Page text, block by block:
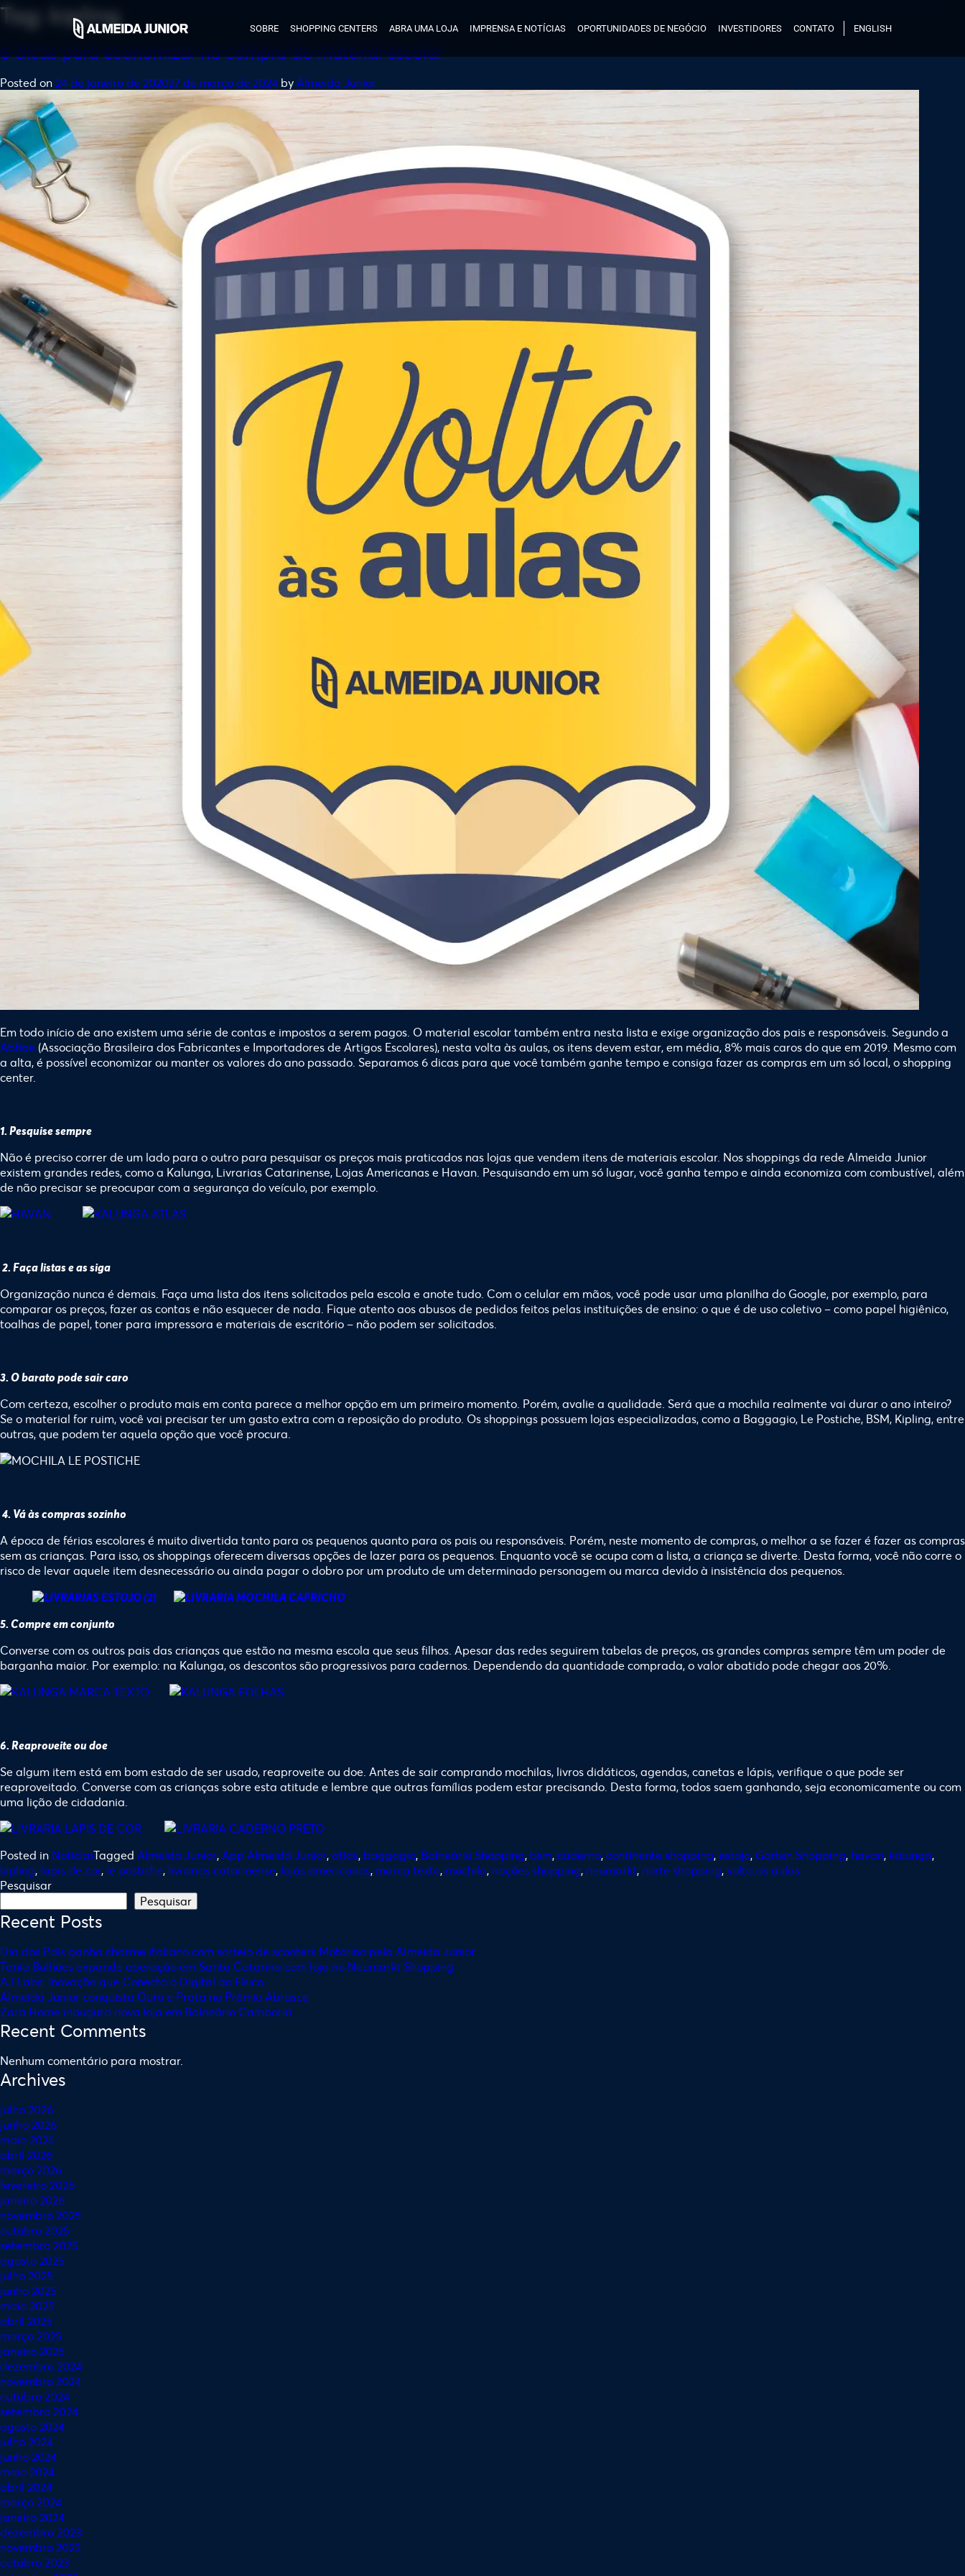
SOBRE SHOPPING CENTERS ABRA UMA LOJA IMPRENSA E NOTÍCIAS OPORTUNIDADES DE NEGÓCIO INVESTIDORES CONTATO ENGLISH
Tag: kipling
6 dicas para economizar na compra do material escolar
Posted on24 de janeiro de 202027 de março de 2024 by Almeida Junior
Em todo início de ano existem uma série de contas e impostos a serem pagos. O material escolar também entra nesta lista e exige organização dos pais e responsáveis. Segundo a
Abfiae (Associação Brasileira dos Fabricantes e Importadores de Artigos Escolares), nesta volta às aulas, os itens devem estar, em média, 8% mais caros do que em 2019. Mesmo com
a alta, é possível economizar ou manter os valores do ano passado. Separamos 6 dicas para que você também ganhe tempo e consiga fazer as compras em um só local, o shopping
center.
1. Pesquise sempre
Não é preciso correr de um lado para o outro para pesquisar os preços mais praticados nas lojas que vendem itens de materiais escolar. Nos shoppings da rede Almeida Junior
existem grandes redes, como a Kalunga, Livrarias Catarinense, Lojas Americanas e Havan. Pesquisando em um só lugar, você ganha tempo e ainda economiza com combustível, além
de não precisar se preocupar com a segurança do veículo, por exemplo.
2. Faça listas e as siga
Organização nunca é demais. Faça uma lista dos itens solicitados pela escola e anote tudo. Com o celular em mãos, você pode usar uma planilha do Google, por exemplo, para
comparar os preços, fazer as contas e não esquecer de nada. Fique atento aos abusos de pedidos feitos pelas instituições de ensino: o que é de uso coletivo – como papel higiênico,
toalhas de papel, toner para impressora e materiais de escritório – não podem ser solicitados.
3. O barato pode sair caro
Com certeza, escolher o produto mais em conta parece a melhor opção em um primeiro momento. Porém, avalie a qualidade. Será que a mochila realmente vai durar o ano inteiro?
Se o material for ruim, você vai precisar ter um gasto extra com a reposição do produto. Os shoppings possuem lojas especializadas, como a Baggagio, Le Postiche, BSM, Kipling, entre
outras, que podem ter aquela opção que você procura.
4. Vá às compras sozinho
A época de férias escolares é muito divertida tanto para os pequenos quanto para os pais ou responsáveis. Porém, neste momento de compras, o melhor a se fazer é fazer as compras
sem as crianças. Para isso, os shoppings oferecem diversas opções de lazer para os pequenos. Enquanto você se ocupa com a lista, a criança se diverte. Desta forma, você não corre o
risco de levar aquele item desnecessário ou ainda pagar o dobro por um produto de um determinado personagem ou marca devido à insistência dos pequenos.
5. Compre em conjunto
Converse com os outros pais das crianças que estão na mesma escola que seus filhos. Apesar das redes seguirem tabelas de preços, as grandes compras sempre têm um poder de
barganha maior. Por exemplo: na Kalunga, os descontos são progressivos para cadernos. Dependendo da quantidade comprada, o valor abatido pode chegar aos 20%.
6. Reaproveite ou doe
Se algum item está em bom estado de ser usado, reaproveite ou doe. Antes de sair comprando mochilas, livros didáticos, agendas, canetas e lápis, verifique o que pode ser
reaproveitado. Converse com as crianças sobre esta atitude e lembre que outras famílias podem estar precisando. Desta forma, todos saem ganhando, seja economicamente ou com
uma lição de cidadania.
Posted in NotíciasTagged Almeida Junior, App Almeida Junior,atlas, baggagio, Balneário Shopping, bsm,caderno,continente shopping,estojo, Garten Shopping, havan, kalunga,
kipling, lapis de cor, le postiche, livrarias catarinense, lojas americanas, marca texto, mochila, nações shopping, neumarkt, norte shopping,volta as aulas
Pesquisar
Pesquisar
Recent Posts
Dia dos Pais ganha charme italiano com sorteio de scooters Motorino pela Almeida Junior
Tania Bulhões expande operação em Santa Catarina com loja no Neumarkt Shopping
AJ Labs: Inovação que Conecta o Digital ao Físico
Almeida Junior conquista Ouro e Prata no Prêmio Abrasce
Zara Home inaugura nova loja em Balneário Camboriú
Recent Comments
Nenhum comentário para mostrar.
Archives
julho 2026
junho 2026
maio 2026
abril 2026
março 2026
fevereiro 2026
janeiro 2026
novembro 2025
outubro 2025
setembro 2025
agosto 2025
julho 2025
junho 2025
maio 2025
abril 2025
março 2025
janeiro 2025
dezembro 2024
novembro 2024
outubro 2024
setembro 2024
agosto 2024
julho 2024
junho 2024
maio 2024
abril 2024
março 2024
janeiro 2024
dezembro 2023
novembro 2023
outubro 2023